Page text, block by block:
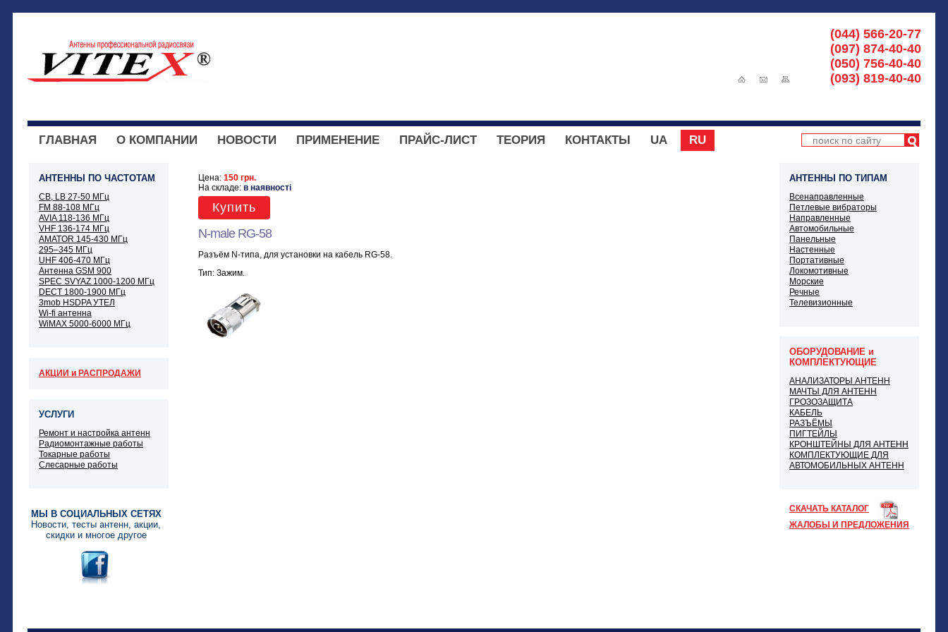
(044) 566-20-77
(097) 874-40-40
(050) 756-40-40
(093) 819-40-40
ГЛАВНАЯ О КОМПАНИИ НОВОСТИ ПРИМЕНЕНИЕ ПРАЙС-ЛИСТ ТЕОРИЯ КОНТАКТЫ UA RU
АНТЕННЫ ПО ЧАСТОТАМ
CB, LB 27-50 МГц
FM 88-108 МГц
AVIA 118-136 МГц
VHF 136-174 МГц
AMATOR 145-430 МГц
295–345 МГц
UHF 406-470 МГц
Антенна GSM 900
SPEC SVYAZ 1000-1200 МГц
DECT 1800-1900 МГц
3mob HSDPA УТЕЛ
Wi-fi антенна
WiMAX 5000-6000 МГц
АКЦИИ и РАСПРОДАЖИ
УСЛУГИ
Ремонт и настройка антенн
Радиомонтажные работы
Токарные работы
Слесарные работы
МЫ В СОЦИАЛЬНЫХ СЕТЯХ
Новости, тесты антенн, акции,
скидки и многое другое
Цена: 150 грн.
На складе: в наявності
Купить
N-male RG-58
Разъём N-типа, для установки на кабель RG-58.
Тип: Зажим.
АНТЕННЫ ПО ТИПАМ
Всенаправленные
Петлевые вибраторы
Направленные
Автомобильные
Панельные
Настенные
Портативные
Локомотивные
Морские
Речные
Телевизионные
ОБОРУДОВАНИЕ и
КОМПЛЕКТУЮЩИЕ
АНАЛИЗАТОРЫ АНТЕНН
МАЧТЫ ДЛЯ АНТЕНН
ГРОЗОЗАЩИТА
КАБЕЛЬ
РАЗЪЁМЫ
ПИГТЕЙЛЫ
КРОНШТЕЙНЫ ДЛЯ АНТЕНН
КОМПЛЕКТУЮЩИЕ ДЛЯ
АВТОМОБИЛЬНЫХ АНТЕНН
СКАЧАТЬ КАТАЛОГ
ЖАЛОБЫ И ПРЕДЛОЖЕНИЯ